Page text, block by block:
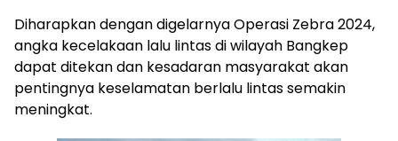
Diharapkan dengan digelarnya Operasi Zebra 2024,
angka kecelakaan lalu lintas di wilayah Bangkep
dapat ditekan dan kesadaran masyarakat akan
pentingnya keselamatan berlalu lintas semakin
meningkat.